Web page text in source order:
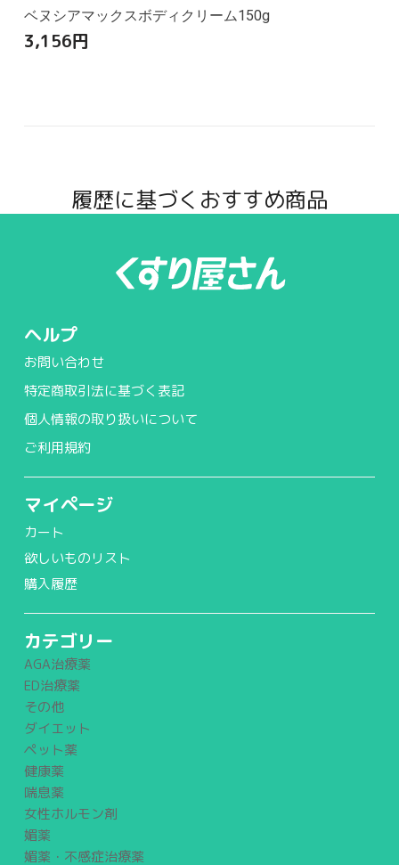
ベヌシアマックスボディクリーム150g
3,156円
履歴に基づくおすすめ商品
ヘルプ
お問い合わせ
特定商取引法に基づく表記
個人情報の取り扱いについて
ご利用規約
マイページ
カート
欲しいものリスト
購入履歴
カテゴリー
AGA治療薬
ED治療薬
その他
ダイエット
ペット薬
健康薬
喘息薬
女性ホルモン剤
媚薬
媚薬・不感症治療薬